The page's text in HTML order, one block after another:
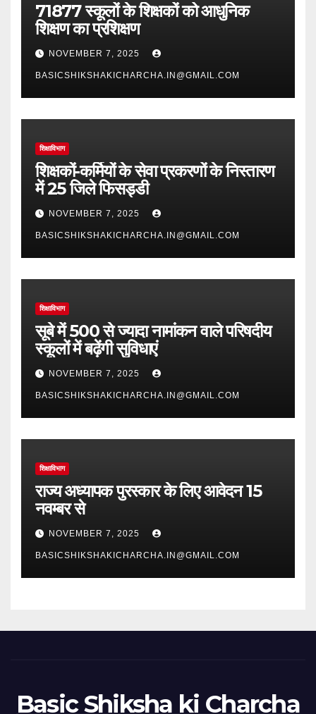
71877 स्कूलों के शिक्षकों को आधुनिक
शिक्षण का प्रशिक्षण
NOVEMBER 7, 2025
BASICSHIKSHAKICHARCHA.IN@GMAIL.COM
शिक्षाविभाग
शिक्षकों-कर्मियों के सेवा प्रकरणों के निस्तारण
में 25 जिले फिसड्डी
NOVEMBER 7, 2025
BASICSHIKSHAKICHARCHA.IN@GMAIL.COM
शिक्षाविभाग
सूबे में 500 से ज्यादा नामांकन वाले परिषदीय
स्कूलों में बढ़ेंगी सुविधाएं
NOVEMBER 7, 2025
BASICSHIKSHAKICHARCHA.IN@GMAIL.COM
शिक्षाविभाग
राज्य अध्यापक पुरस्कार के लिए आवेदन 15
नवम्बर से
NOVEMBER 7, 2025
BASICSHIKSHAKICHARCHA.IN@GMAIL.COM
Basic Shiksha ki Charcha